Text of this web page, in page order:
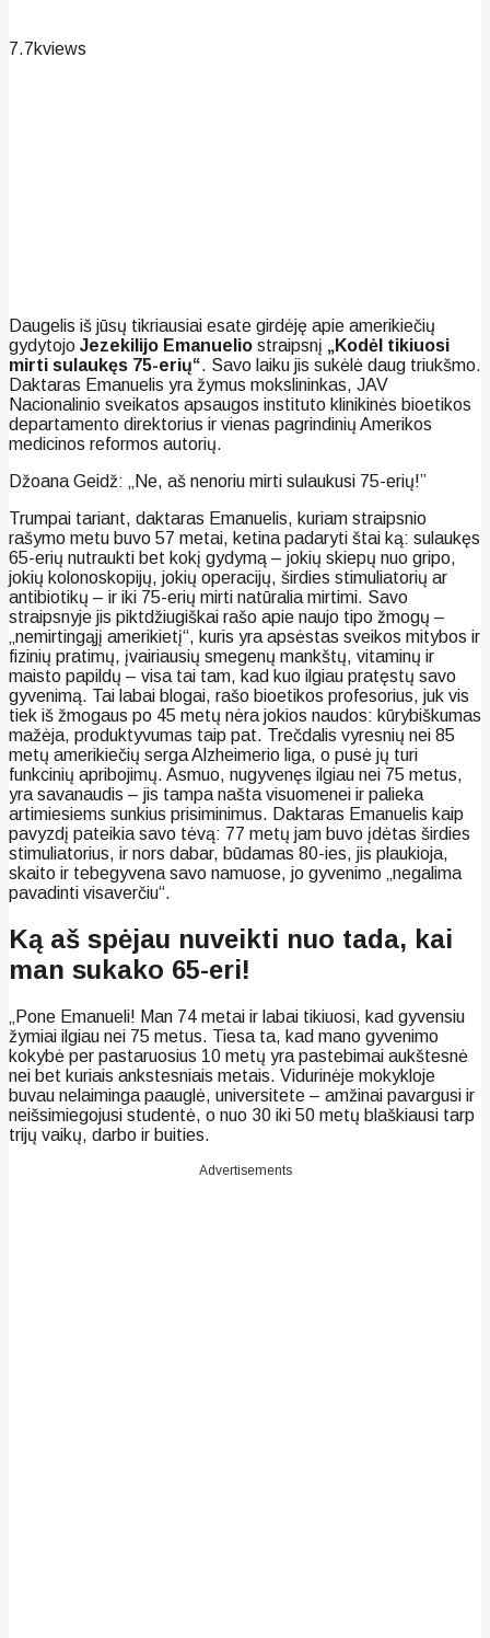
7.7kviews
Daugelis iš jūsų tikriausiai esate girdėję apie amerikiečių
gydytojo Jezekilijo Emanuelio straipsnį „Kodėl tikiuosi
mirti sulaukęs 75-erių“. Savo laiku jis sukėlė daug triukšmo.
Daktaras Emanuelis yra žymus mokslininkas, JAV
Nacionalinio sveikatos apsaugos instituto klinikinės bioetikos
departamento direktorius ir vienas pagrindinių Amerikos
medicinos reformos autorių.
Džoana Geidž: „Ne, aš nenoriu mirti sulaukusi 75-erių!”
Trumpai tariant, daktaras Emanuelis, kuriam straipsnio
rašymo metu buvo 57 metai, ketina padaryti štai ką: sulaukęs
65-erių nutraukti bet kokį gydymą – jokių skiepų nuo gripo,
jokių kolonoskopijų, jokių operacijų, širdies stimuliatorių ar
antibiotikų – ir iki 75-erių mirti natūralia mirtimi. Savo
straipsnyje jis piktdžiugiškai rašo apie naujo tipo žmogų –
„nemirtingąjį amerikietį“, kuris yra apsėstas sveikos mitybos ir
fizinių pratimų, įvairiausių smegenų mankštų, vitaminų ir
maisto papildų – visa tai tam, kad kuo ilgiau pratęstų savo
gyvenimą. Tai labai blogai, rašo bioetikos profesorius, juk vis
tiek iš žmogaus po 45 metų nėra jokios naudos: kūrybiškumas
mažėja, produktyvumas taip pat. Trečdalis vyresnių nei 85
metų amerikiečių serga Alzheimerio liga, o pusė jų turi
funkcinių apribojimų. Asmuo, nugyvenęs ilgiau nei 75 metus,
yra savanaudis – jis tampa našta visuomenei ir palieka
artimiesiems sunkius prisiminimus. Daktaras Emanuelis kaip
pavyzdį pateikia savo tėvą: 77 metų jam buvo įdėtas širdies
stimuliatorius, ir nors dabar, būdamas 80-ies, jis plaukioja,
skaito ir tebegyvena savo namuose, jo gyvenimo „negalima
pavadinti visaverčiu“.
Ką aš spėjau nuveikti nuo tada, kai
man sukako 65-eri!
„Pone Emanueli! Man 74 metai ir labai tikiuosi, kad gyvensiu
žymiai ilgiau nei 75 metus. Tiesa ta, kad mano gyvenimo
kokybė per pastaruosius 10 metų yra pastebimai aukštesnė
nei bet kuriais ankstesniais metais. Vidurinėje mokykloje
buvau nelaiminga paauglė, universitete – amžinai pavargusi ir
neišsimiegojusi studentė, o nuo 30 iki 50 metų blaškiausi tarp
trijų vaikų, darbo ir buities.
Advertisements